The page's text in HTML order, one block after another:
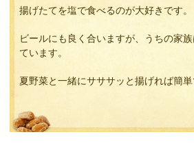
揚げたてを塩で食べるのが大好きです。
ビールにも良く合いますが、うちの家
ています。
夏野菜と一緒にサササッと揚げれば簡単